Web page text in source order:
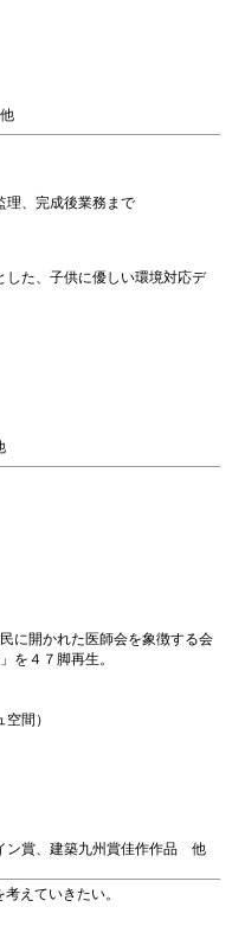
理、完成後業務まで
した、子供に優しい環境対応デ
に開かれた医師会を象徴する会
を４７脚再生。
間）
ン賞、建築九州賞佳作作品 他
えていきたい。